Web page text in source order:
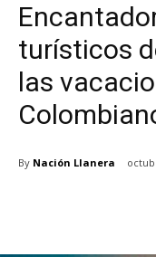
turísticos
las
By Nación Llanera